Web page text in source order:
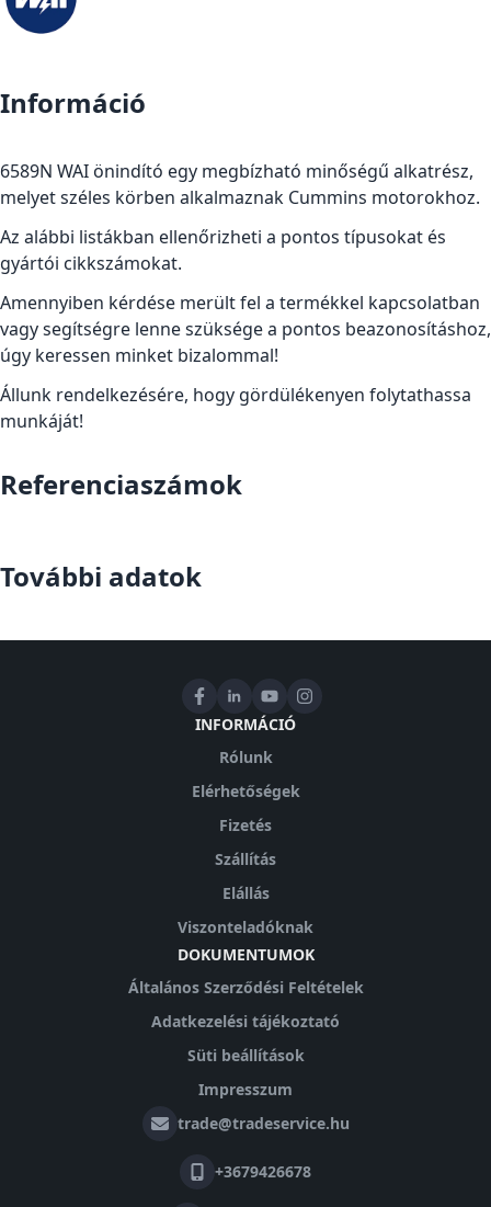
Információ
6589N WAI önindító egy megbízható minőségű alkatrész,
melyet széles körben alkalmaznak Cummins motorokhoz.
Az alábbi listákban ellenőrizheti a pontos típusokat és
gyártói cikkszámokat.
Amennyiben kérdése merült fel a termékkel kapcsolatban
vagy segítségre lenne szüksége a pontos beazonosításhoz,
úgy keressen minket bizalommal!
Állunk rendelkezésére, hogy gördülékenyen folytathassa
munkáját!
Referenciaszámok
További adatok
INFORMÁCIÓ
Rólunk
Elérhetőségek
Fizetés
Szállítás
Elállás
Viszonteladóknak
DOKUMENTUMOK
Általános Szerződési Feltételek
Adatkezelési tájékoztató
Süti beállítások
Impresszum
trade@tradeservice.hu
+3679426678